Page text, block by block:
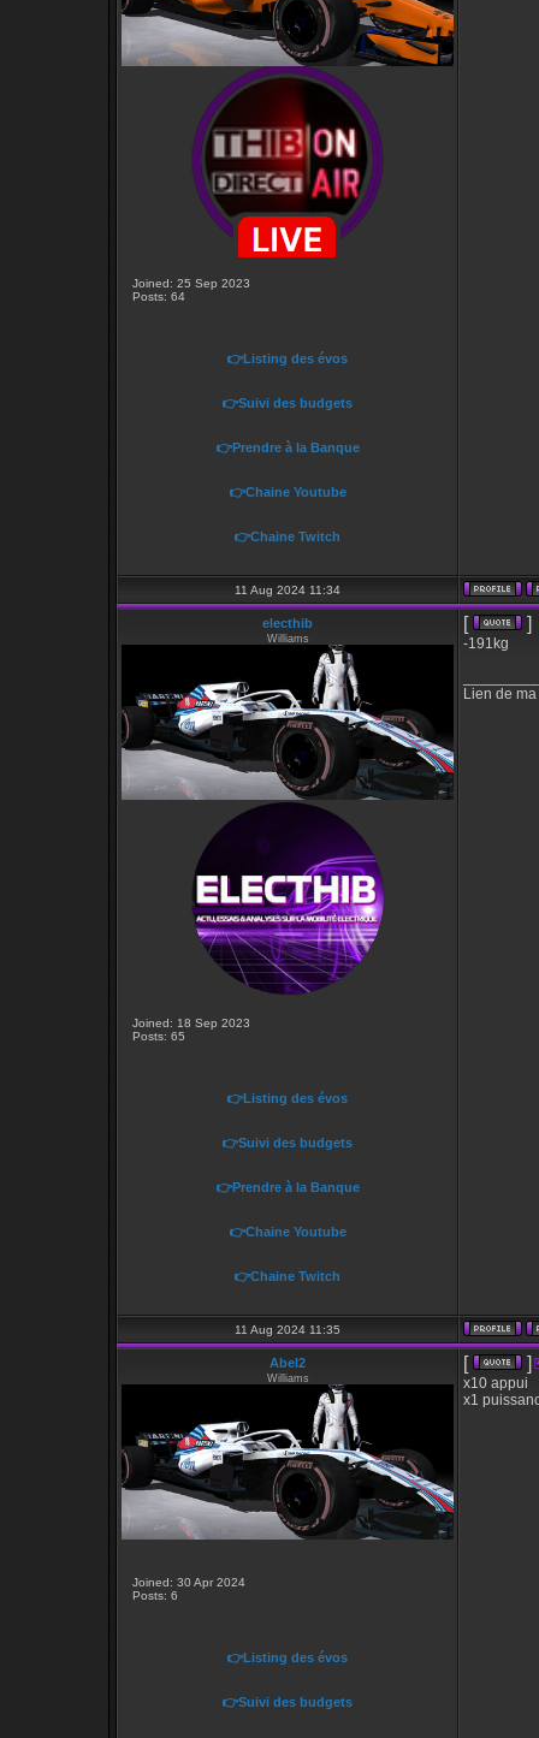
Joined: 25 Sep 2023
Posts: 64
👉Listing des évos
👉Suivi des budgets
👉Prendre à la Banque
👉Chaine Youtube
👉Chaine Twitch
11 Aug 2024 11:34
electhib
Williams
Joined: 18 Sep 2023
Posts: 65
👉Listing des évos
👉Suivi des budgets
👉Prendre à la Banque
👉Chaine Youtube
👉Chaine Twitch
[ ]
-191kg
Lien de
11 Aug 2024 11:35
Abel2
Williams
Joined: 30 Apr 2024
Posts: 6
👉Listing des évos
👉Suivi des budgets
[ ]
x10 appui
x1